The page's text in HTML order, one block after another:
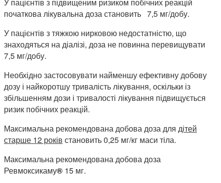
початкова лікувальна доза становить 7,5 мг/добу.
У пацієнтів з тяжкою нирковою недостатністю, що
знаходяться на діалізі, доза не повинна перевищувати
7,5 мг/добу.
Необхідно застосовувати найменшу ефективну добову
дозу і найкоротшу тривалість лікування, оскільки із
збільшенням дози і тривалості лікування підвищується
ризик побічних реакцій.
Максимальна рекомендована добова доза для дітей
старше 12 років становить 0,25 мг/кг маси тіла.
Максимальна рекомендована добова доза
Ревмоксикаму® 15 мг.